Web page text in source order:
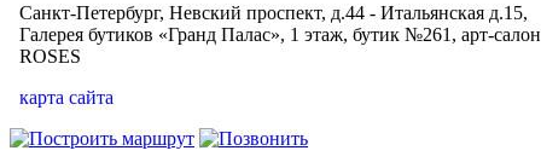
Санкт-Петербург, Невский проспект, д.44 - Итальянская д.15,
Галерея бутиков «Гранд Палас», 1 этаж, бутик №261, арт-салон
ROSES
карта сайта